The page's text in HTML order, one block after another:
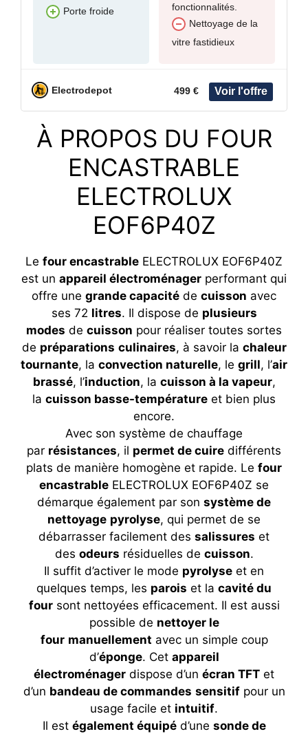
Porte froide
fonctionnalités.
Nettoyage de la
vitre fastidieux
Electrodepot 499 €
À PROPOS DU FOUR
ENCASTRABLE
ELECTROLUX
EOF6P40Z
Le four encastrable ELECTROLUX EOF6P40Z
est un appareil électroménager performant qui
offre une grande capacité de cuisson avec
ses 72 litres. Il dispose de plusieurs
modes de cuisson pour réaliser toutes sortes
de préparations culinaires, à savoir la chaleur
tournante, la convection naturelle, le grill, l’air
brassé, l’induction, la cuisson à la vapeur,
la cuisson basse-température et bien plus
encore.
Avec son système de chauffage
par résistances, il permet de cuire différents
plats de manière homogène et rapide. Le four
encastrable ELECTROLUX EOF6P40Z se
démarque également par son système de
nettoyage pyrolyse, qui permet de se
débarrasser facilement des salissures et
des odeurs résiduelles de cuisson.
Il suffit d’activer le mode pyrolyse et en
quelques temps, les parois et la cavité du
foursont nettoyées efficacement. Il est aussi
possible de nettoyer le
four manuellement avec un simple coup
d’éponge. Cet appareil
électroménager dispose d’un écran TFT et
d’un bandeau de commandes sensitifpour un
usage facile et intuitif.
Il est également équipéd’une sonde de